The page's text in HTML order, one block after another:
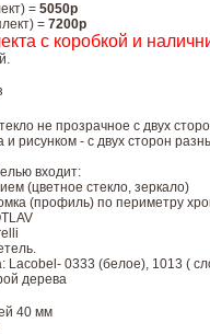
= 5050р
= 7200р
с коробкой и
не прозрачное с двух
и рисунком - с двух сторон
входит:
(цветное стекло, зеркало)
(профиль) по периметру
Lacobel- 0333 (белое), 1013 (
дерева
40 мм